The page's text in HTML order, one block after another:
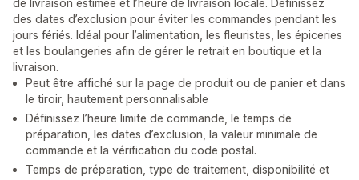
de livraison estimée et l’heure de livraison locale. Définissez
des dates d’exclusion pour éviter les commandes pendant les
jours fériés. Idéal pour l’alimentation, les fleuristes, les épiceries
et les boulangeries afin de gérer le retrait en boutique et la
livraison.
Peut être affiché sur la page de produit ou de panier et dans
le tiroir, hautement personnalisable
Définissez l’heure limite de commande, le temps de
préparation, les dates d’exclusion, la valeur minimale de
commande et la vérification du code postal.
Temps de préparation, type de traitement, disponibilité et